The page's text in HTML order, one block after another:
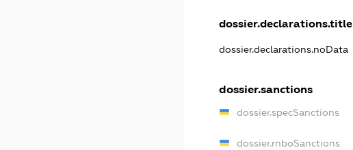
dossier.declarations.title
dossier.declarations.noData
dossier.sanctions
dossier.specSanctions
dossier.rnboSanctions